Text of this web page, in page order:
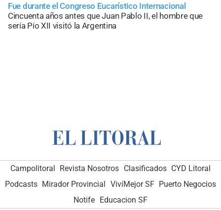
Fue durante el Congreso Eucarístico Internacional
Cincuenta años antes que Juan Pablo II, el hombre que
sería Pío XII visitó la Argentina
Campolitoral Revista Nosotros Clasificados CYD Litoral
Podcasts Mirador Provincial VivíMejor SF Puerto Negocios
Notife
Educacion SF